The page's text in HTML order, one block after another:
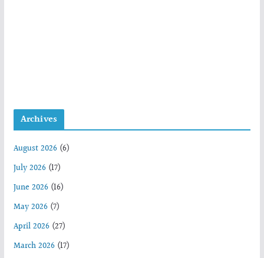
Archives
August 2026(6)
July 2026(17)
June 2026(16)
May 2026(7)
April 2026(27)
March 2026(17)